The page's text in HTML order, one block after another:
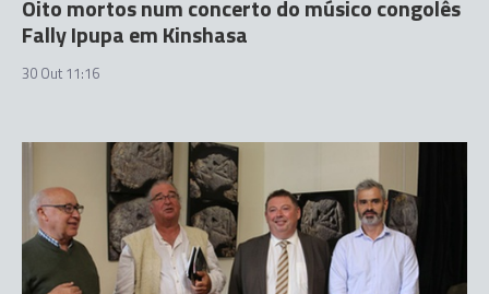
Oito mortos num concerto do músico congolês
Fally Ipupa em Kinshasa
30 Out 11:16